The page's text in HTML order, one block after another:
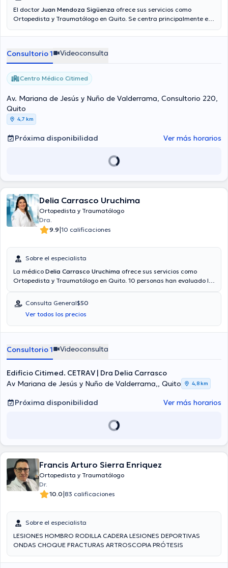
El doctor Juan Mendoza Sigüenza ofrece sus servicios como
Ortopedista y Traumatólogo en Quito. Se centra principalmente en
urgencia y fracturas, Traumatología deportiva. Aseguradoras tales
son aceptadas.
Consultorio 1 Videoconsulta
Centro Médico Citimed
Av. Mariana de Jesús y Nuño de Valderrama, Consultorio 220,
Quito
4,7 km
Próxima disponibilidad Ver más horarios
Delia Carrasco Uruchima
Ortopedista y Traumatólogo
Dra.
9.9|10 calificaciones
Sobre el especialista
La médico Delia Carrasco Uruchima ofrece sus servicios como
Ortopedista y Traumatólogo en Quito. 10 personas han evaluado la
siguientes aseguradoras: BMI.
Consulta General$50
Ver todos los precios
Consultorio 1 Videoconsulta
Edificio Citimed. CETRAV | Dra Delia Carrasco
Av Mariana de Jesús y Nuño de Valderrama,, Quito
4,8 km
Próxima disponibilidad Ver más horarios
Francis Arturo Sierra Enriquez
Ortopedista y Traumatólogo
Dr.
10.0|83 calificaciones
Sobre el especialista
LESIONES HOMBRO RODILLA CADERA LESIONES DEPORTIVAS
ONDAS CHOQUE FRACTURAS ARTROSCOPIA PRÓTESIS